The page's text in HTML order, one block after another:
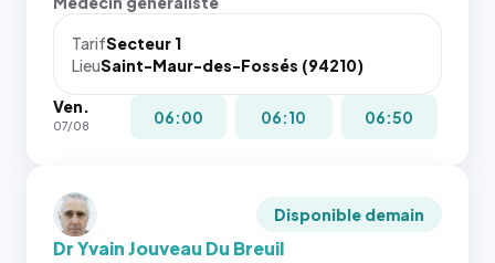
TarifSecteur 1
LieuSaint-Maur-des-Fossés (94210)
Ven.
07/08 06:00 06:10 06:50
Disponible demain
Dr Yvain Jouveau Du Breuil